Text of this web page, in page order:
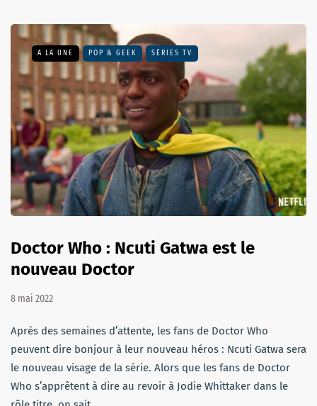
A LA UNE POP & GEEK SÉRIES TV
Doctor Who : Ncuti Gatwa est le
nouveau Doctor
8 mai 2022
Après des semaines d’attente, les fans de Doctor Who
peuvent dire bonjour à leur nouveau héros : Ncuti Gatwa sera
le nouveau visage de la série. Alors que les fans de Doctor
Who s’apprêtent à dire au revoir à Jodie Whittaker dans le